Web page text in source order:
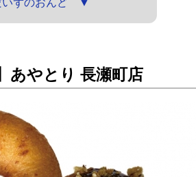
いずのおんど ▼
あやとり 長瀬町店